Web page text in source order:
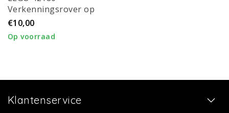
Verkenningsrover op
Mars
€10,00
Op voorraad
Klantenservice